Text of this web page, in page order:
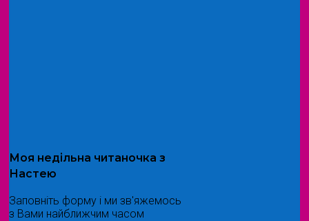
Моя недільна читаночка з
Настею
Заповніть форму і ми зв'яжемось
з Вами найближчим часом